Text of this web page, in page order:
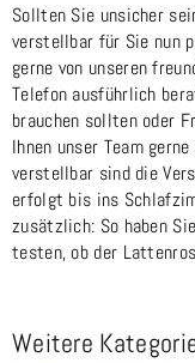
Sollten Sie unsicher
verstellbar für Sie nun
gerne von unseren
Telefon ausführlich
brauchen sollten oder
Ihnen unser Team
verstellbar sind die
erfolgt bis ins
zusätzlich: So haben
testen, ob der
Weitere